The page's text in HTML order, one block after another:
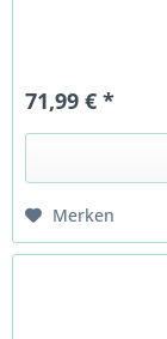
71,99 € *
Merken